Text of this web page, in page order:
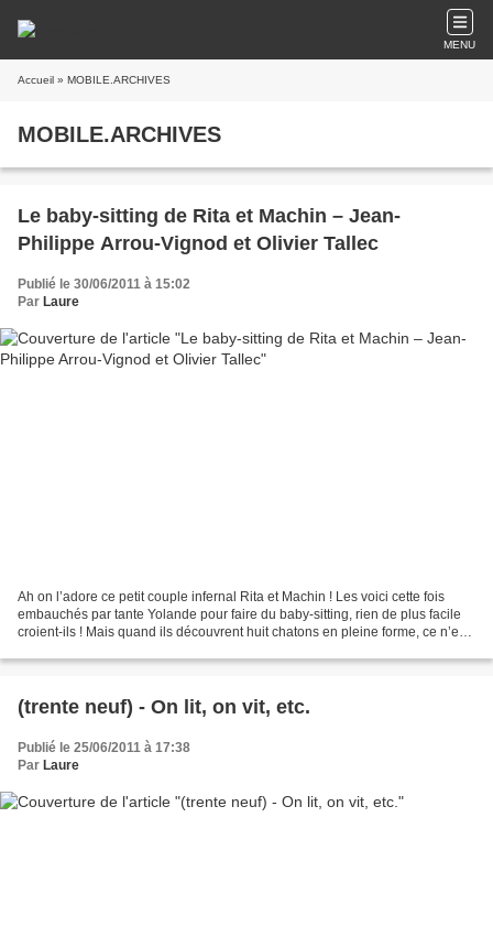
MENU
Accueil » MOBILE.ARCHIVES
MOBILE.ARCHIVES
Le baby-sitting de Rita et Machin – Jean-
Philippe Arrou-Vignod et Olivier Tallec
Publié le 30/06/2011 à 15:02
Par Laure
Ah on l’adore ce petit couple infernal Rita et Machin ! Les voici cette fois
embauchés par tante Yolande pour faire du baby-sitting, rien de plus facile
croient-ils ! Mais quand ils découvrent huit chatons en pleine forme, ce n’est
(trente neuf) - On lit, on vit, etc.
Publié le 25/06/2011 à 17:38
Par Laure